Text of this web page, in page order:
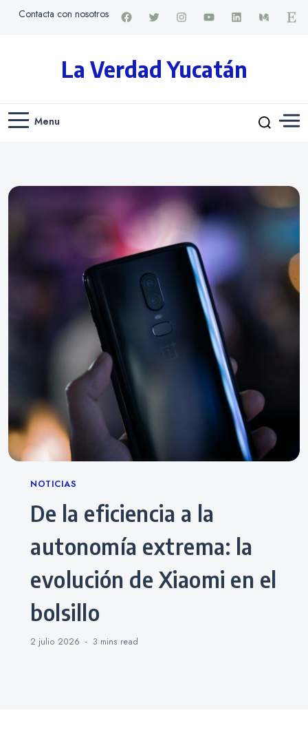
Contacta con nosotros
La Verdad Yucatán
Menu
Categories
NOTICIAS
De la eficiencia a la
autonomía extrema: la
evolución de Xiaomi en el
bolsillo
2 julio 2026 3 mins read